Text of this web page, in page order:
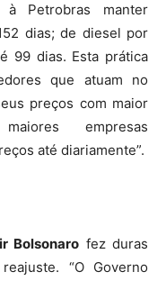
à Petrobras manter
dias; de diesel por
99 dias. Esta prática
que atuam no
preços com maior
empresas
até diariamente”.
Bolsonaro fez duras
“O Governo